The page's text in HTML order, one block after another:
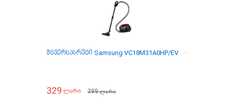
მტვერსასრუტი Samsung VC18M31A0HP/EV
329 ლარი 399ლარი